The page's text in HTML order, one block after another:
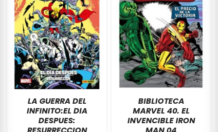
LA GUERRA DEL
INFINITO:EL DIA
DESPUES:
BIBLIOTECA
MARVEL 40. EL
INVENCIBLE IRON